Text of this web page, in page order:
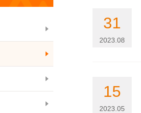
31
2023.08
15
2023.05